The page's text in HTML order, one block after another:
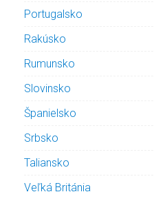
Portugalsko
Rakúsko
Rumunsko
Slovinsko
Španielsko
Srbsko
Taliansko
Veľká Británia